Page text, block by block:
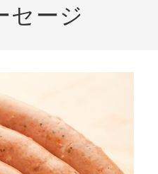
セージ